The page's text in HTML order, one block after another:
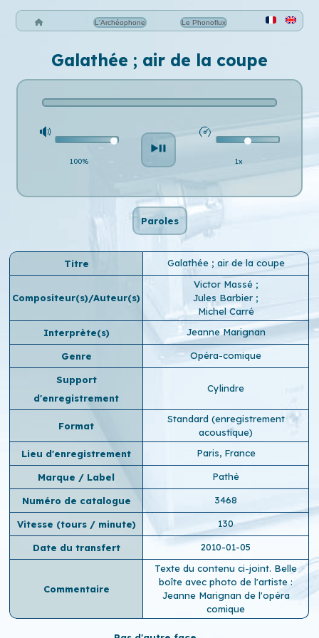
L'Archéophone Le Phonoflux
Galathée ; air de la coupe
100% 1x
Paroles
Titre Galathée ; air de la coupe
Compositeur(s)/Auteur(s)
Victor Massé ;
Jules Barbier ;
Michel Carré
Interprète(s)
Jeanne Marignan
Genre Opéra-comique
Support
d'enregistrement
Cylindre
Format
Standard (enregistrement
acoustique)
Lieu d'enregistrement
Paris, France
Marque / Label Pathé
Numéro de catalogue 3468
Vitesse (tours / minute) 130
Date du transfert 2010-01-05
Commentaire
Texte du contenu ci-joint. Belle
boîte avec photo de l'artiste :
Jeanne Marignan de l'opéra
comique